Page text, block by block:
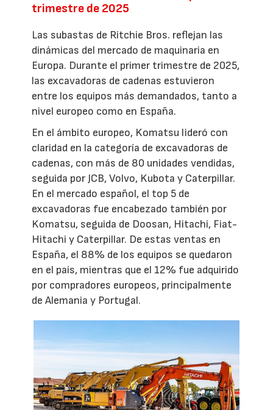
trimestre de 2025
Las subastas de Ritchie Bros. reflejan las
dinámicas del mercado de maquinaria en
Europa. Durante el primer trimestre de 2025,
las excavadoras de cadenas estuvieron
entre los equipos más demandados, tanto a
nivel europeo como en España.
En el ámbito europeo, Komatsu lideró con
claridad en la categoría de excavadoras de
cadenas, con más de 80 unidades vendidas,
seguida por JCB, Volvo, Kubota y Caterpillar.
En el mercado español, el top 5 de
excavadoras fue encabezado también por
Komatsu, seguida de Doosan, Hitachi, Fiat-
Hitachi y Caterpillar. De estas ventas en
España, el 88% de los equipos se quedaron
en el país, mientras que el 12% fue adquirido
por compradores europeos, principalmente
de Alemania y Portugal.